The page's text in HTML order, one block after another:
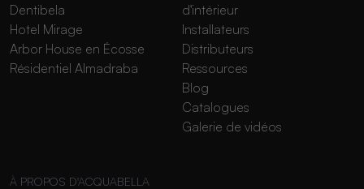
Dentibela
Hotel Mirage
Arbor House en Écosse
Résidentiel Almadraba
d'intérieur
Installateurs
Distributeurs
Ressources
Blog
Catalogues
Galerie de vidéos
À PROPOS D'ACQUABELLA